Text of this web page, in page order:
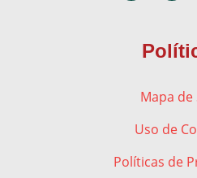
Mapa de
Uso de
Políticas de